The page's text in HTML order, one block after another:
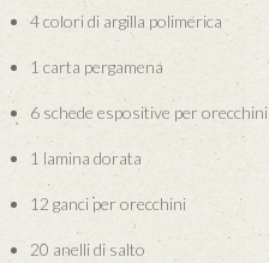
4 colori di argilla polimerica
1 carta pergamena
6 schede espositive per orecchini
1 lamina dorata
12 ganci per orecchini
20 anelli di salto